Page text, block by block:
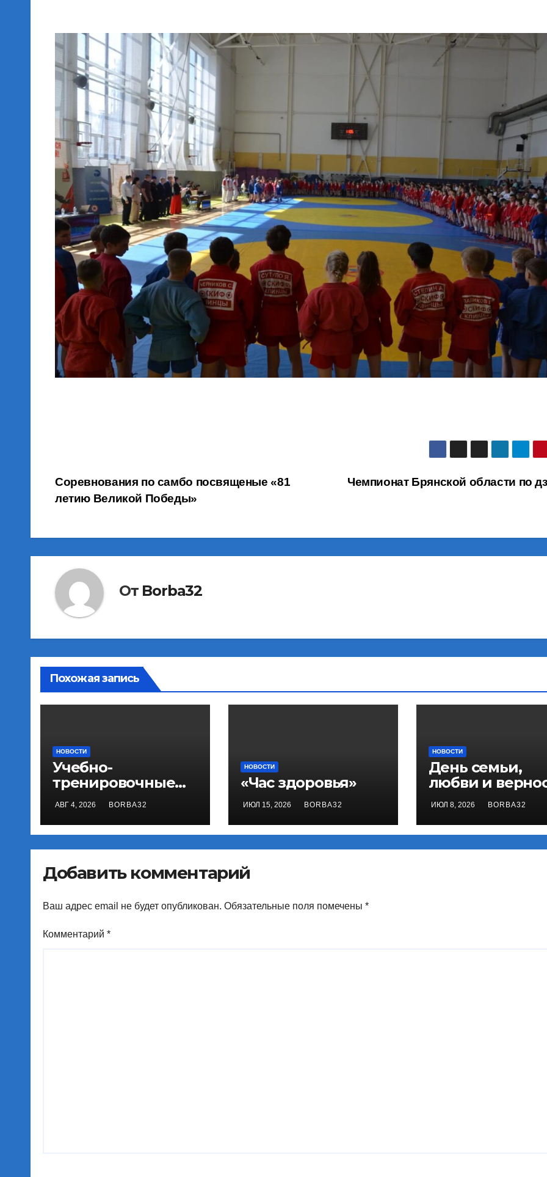
Навигация
записям
Чемпионат Брянской области по
Cоревнования по самбо посвященые «81
летию Великой Победы»
От Borba32
Похожая запись
НОВОСТИ
Учебно-
тренировочные
сборы в Минске
АВГ 4, 2026 BORBA32
НОВОСТИ
«Час здоровья»
ИЮЛ 15, 2026 BORBA32
НОВОСТИ
День семьи,
любви и
ИЮЛ 8, 2026 BORBA32
Добавить комментарий
Ваш адрес email не будет опубликован. Обязательные поля помечены *
Комментарий *